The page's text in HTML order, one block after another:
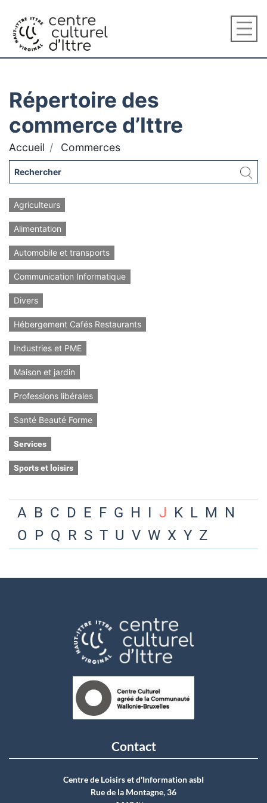
Répertoire des
commerce d’Ittre
Accueil Commerces
Agriculteurs
Alimentation
Automobile et transports
Communication Informatique
Divers
Hébergement Cafés Restaurants
Industries et PME
Maison et jardin
Professions libérales
Santé Beauté Forme
Services
Sports et loisirs
A B C D E F G H I J K L M N
O P Q R S T U V W X Y Z
Contact
Centre de Loisirs et d'Information asbI
Rue de la Montagne, 36